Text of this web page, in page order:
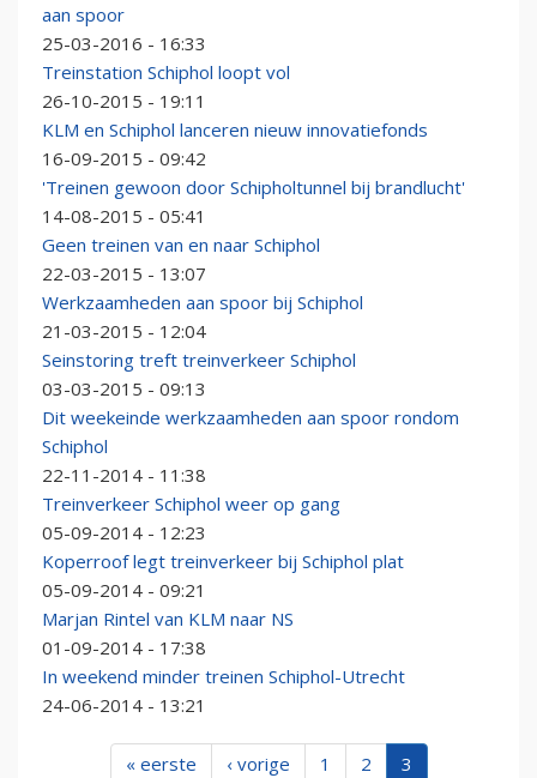
aan spoor
25-03-2016 - 16:33
Treinstation Schiphol loopt vol
26-10-2015 - 19:11
KLM en Schiphol lanceren nieuw innovatiefonds
16-09-2015 - 09:42
'Treinen gewoon door Schipholtunnel bij brandlucht'
14-08-2015 - 05:41
Geen treinen van en naar Schiphol
22-03-2015 - 13:07
Werkzaamheden aan spoor bij Schiphol
21-03-2015 - 12:04
Seinstoring treft treinverkeer Schiphol
03-03-2015 - 09:13
Dit weekeinde werkzaamheden aan spoor rondom
Schiphol
22-11-2014 - 11:38
Treinverkeer Schiphol weer op gang
05-09-2014 - 12:23
Koperroof legt treinverkeer bij Schiphol plat
05-09-2014 - 09:21
Marjan Rintel van KLM naar NS
01-09-2014 - 17:38
In weekend minder treinen Schiphol-Utrecht
24-06-2014 - 13:21
« eerste ‹ vorige 1 2 3